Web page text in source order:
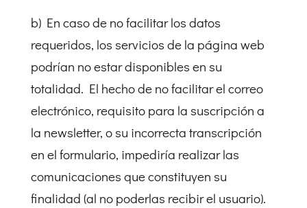
b) En caso de no facilitar los datos
requeridos, los servicios de la página web
podrían no estar disponibles en su
totalidad. El hecho de no facilitar el correo
electrónico, requisito para la suscripción a
la newsletter, o su incorrecta transcripción
en el formulario, impediría realizar las
comunicaciones que constituyen su
finalidad (al no poderlas recibir el usuario).